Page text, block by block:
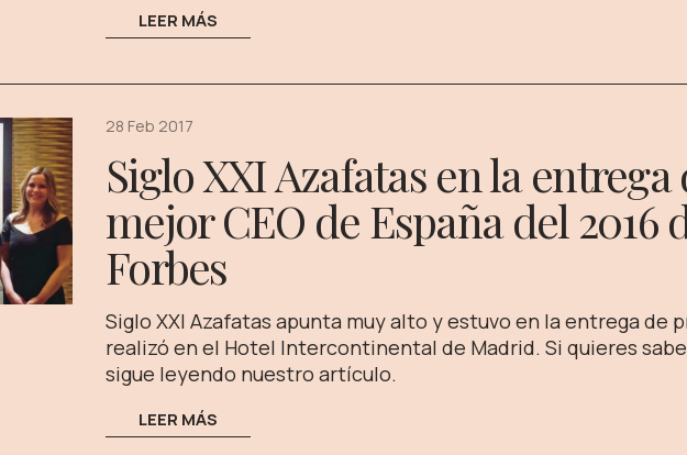
LEER MÁS
28 Feb 2017
Siglo XXI Azafatas en la
mejor CEO de España del 2016
Forbes
Siglo XXI Azafatas apunta muy alto y estuvo en la entrega de
realizó en el Hotel Intercontinental de Madrid. Si quieres
sigue leyendo nuestro artículo.
LEER MÁS